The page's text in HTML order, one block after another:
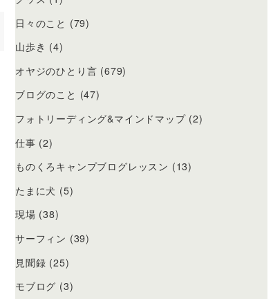
日々のこと (79)
山歩き (4)
オヤジのひとり言 (679)
ブログのこと (47)
フォトリーディング&マインドマップ(2)
仕事 (2)
ものくろキャンプブログレッスン (13)
たまに犬 (5)
現場 (38)
サーフィン (39)
見聞録 (25)
モブログ (3)